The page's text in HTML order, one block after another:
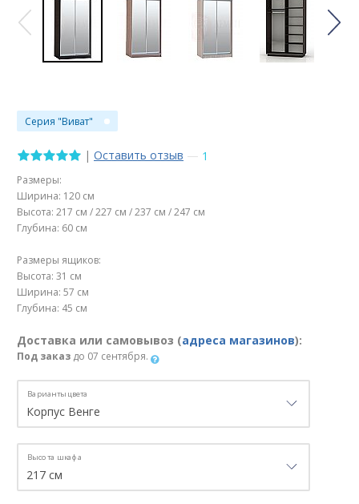
Серия "Виват"
| Оставить отзыв — 1
Размеры:
Ширина: 120 см
Высота: 217 см / 227 см / 237 см / 247 см
Глубина: 60 см
Размеры ящиков:
Высота: 31 см
Ширина: 57 см
Глубина: 45 см
Доставка или самовывоз (адреса магазинов):
Под заказ до 07 сентября.
Варианты цвета
Высота шкафа